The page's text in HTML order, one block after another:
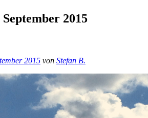
September 2015
2015 von Stefan B.